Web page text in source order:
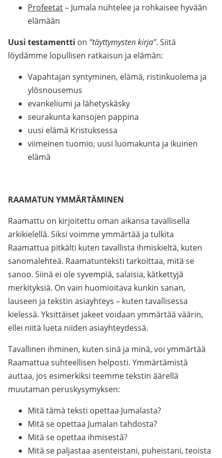
Profeetat– Jumala nuhtelee ja rohkaisee hyvään
elämään
Uusi testamentti on ”täyttymysten kirja”. Siitä
löydämme lopullisen ratkaisun ja elämän:
Vapahtajan syntyminen, elämä, ristinkuolema ja
ylösnousemus
evankeliumi ja lähetyskäsky
seurakunta kansojen pappina
uusi elämä Kristuksessa
viimeinen tuomio, uusi luomakunta ja ikuinen
elämä
RAAMATUN YMMÄRTÄMINEN
Raamattu on kirjoitettu oman aikansa tavallisella
arkikielellä. Siksi voimme ymmärtää ja tulkita
Raamattua pitkälti kuten tavallista ihmiskieltä, kuten
sanomalehteä. Raamatunteksti tarkoittaa, mitä se
sanoo. Siinä ei ole syvempiä, salaisia, kätkettyjä
merkityksiä. On vain huomioitava kunkin sanan,
lauseen ja tekstin asiayhteys – kuten tavallisessa
kielessä. Yksittäiset jakeet voidaan ymmärtää väärin,
ellei niitä lueta niiden asiayhteydessä.
Tavallinen ihminen, kuten sinä ja minä, voi ymmärtää
Raamattua suhteellisen helposti. Ymmärtämistä
auttaa, jos esimerkiksi teemme tekstin äärellä
muutaman peruskysymyksen:
Mitä tämä teksti opettaa Jumalasta?
Mitä se opettaa Jumalan tahdosta?
Mitä se opettaa ihmisestä?
Mitä se paljastaa asenteistani, puheistani, teoista